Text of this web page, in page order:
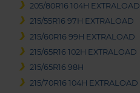
205/80R16 104H EXTRALOAD
215/55R16 97H EXTRALOAD
215/60R16 99H EXTRALOAD
215/65R16 102H EXTRALOAD
215/65R16 98H
215/70R16 104H EXTRALOAD